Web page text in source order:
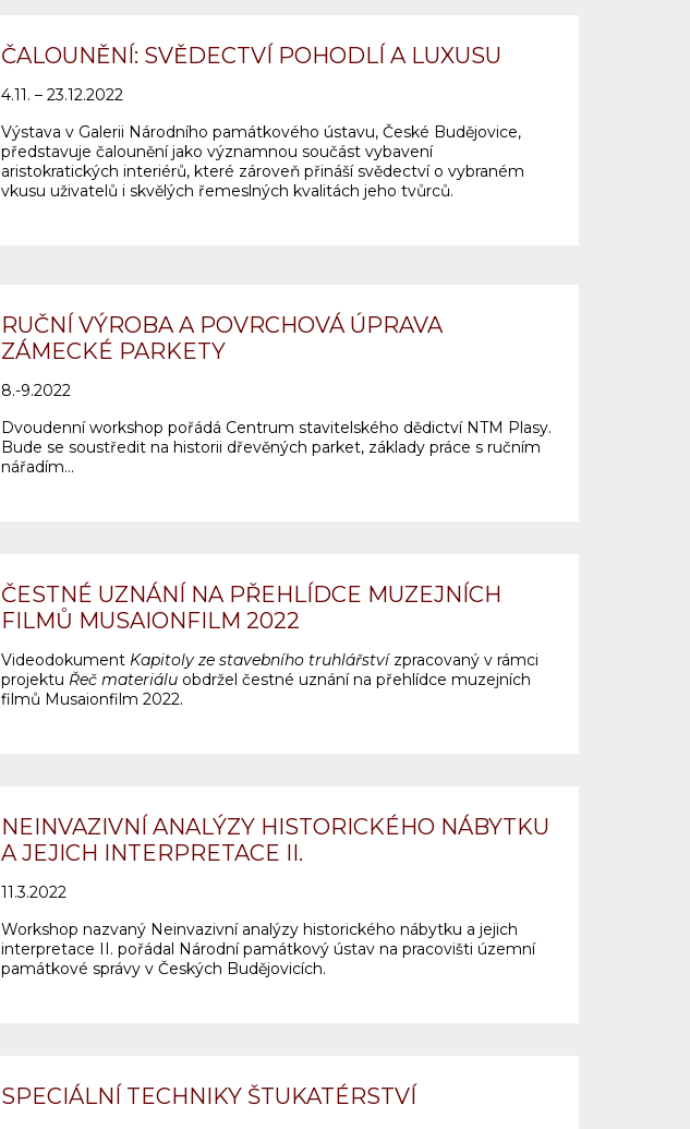
ČALOUNĚNÍ: SVĚDECTVÍ POHODLÍ A LUXUSU
4.11. – 23.12.2022
Výstava v Galerii Národního památkového ústavu, České Budějovice,
představuje čalounění jako významnou součást vybavení
aristokratických interiérů, které zároveň přináší svědectví o vybraném
vkusu uživatelů i skvělých řemeslných kvalitách jeho tvůrců.
RUČNÍ VÝROBA A POVRCHOVÁ ÚPRAVA
ZÁMECKÉ PARKETY
8.-9.2022
Dvoudenní workshop pořádá Centrum stavitelského dědictví NTM Plasy.
Bude se soustředit na historii dřevěných parket, základy práce s ručním
nářadím...
ČESTNÉ UZNÁNÍ NA PŘEHLÍDCE MUZEJNÍCH
FILMŮ MUSAIONFILM 2022
Videodokument Kapitoly ze stavebního truhlářstvízpracovaný v rámci
projektu Řeč materiálu obdržel čestné uznání na přehlídce muzejních
filmů Musaionfilm 2022.
NEINVAZIVNÍ ANALÝZY HISTORICKÉHO NÁBYTKU
A JEJICH INTERPRETACE II.
11.3.2022
Workshop nazvaný Neinvazivní analýzy historického nábytku a jejich
interpretace II. pořádal Národní památkový ústav na pracovišti územní
památkové správy v Českých Budějovicích.
SPECIÁLNÍ TECHNIKY ŠTUKATÉRSTVÍ